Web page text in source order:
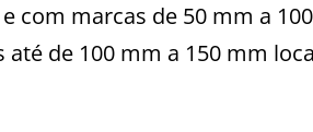
com marcas de 50 mm a
de 100 mm a 150 mm